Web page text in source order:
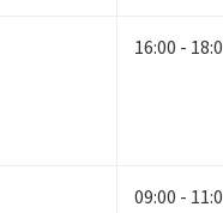
16:00 -
09:00 -